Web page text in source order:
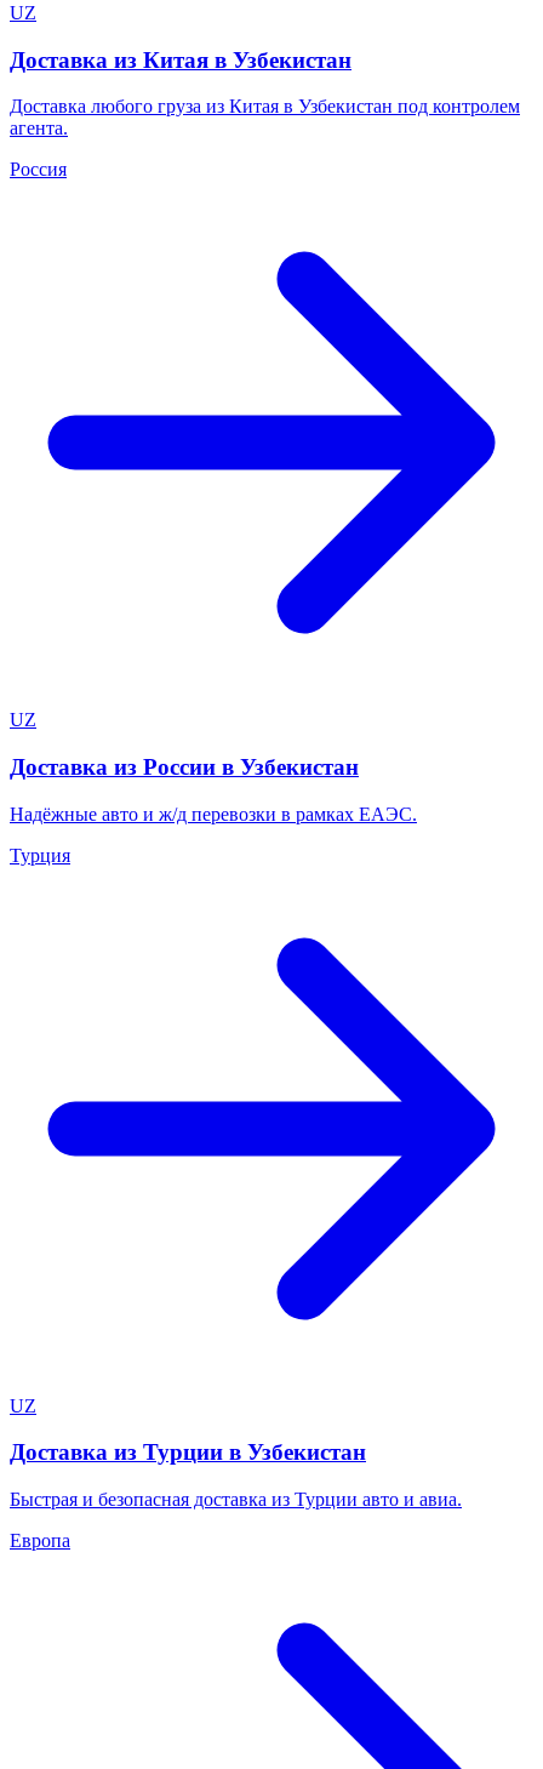
UZ
Доставка из Китая в Узбекистан
Доставка любого груза из Китая в Узбекистан под контролем
агента.
Россия
UZ
Доставка из России в Узбекистан
Надёжные авто и ж/д перевозки в рамках ЕАЭС.
Турция
UZ
Доставка из Турции в Узбекистан
Быстрая и безопасная доставка из Турции авто и авиа.
Европа